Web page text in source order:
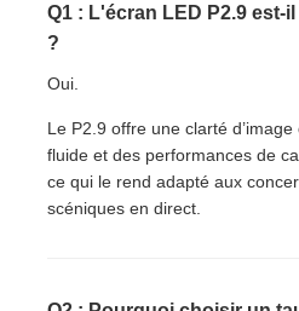
Q1 : L'écran LED P2.9 est-
?
Oui.
Le P2.9 offre une clarté
fluide et des performances de
ce qui le rend adapté aux
scéniques en direct.